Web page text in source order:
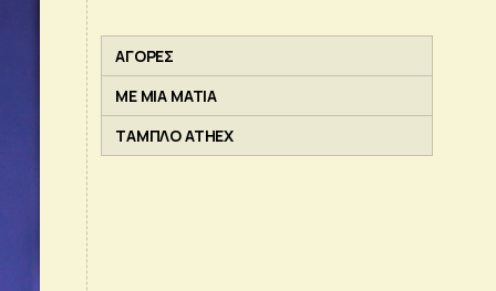
ΑΓΟΡΕΣ
ΜΕ ΜΙΑ ΜΑΤΙΑ
ΤΑΜΠΛΟ ATHEX